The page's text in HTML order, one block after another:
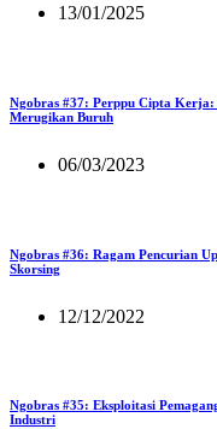
13/01/2025
Ngobras #37: Perppu Cipta
Merugikan Buruh
06/03/2023
Ngobras #36: Ragam Pencurian
Skorsing
12/12/2022
Ngobras #35: Eksploitasi
Industri